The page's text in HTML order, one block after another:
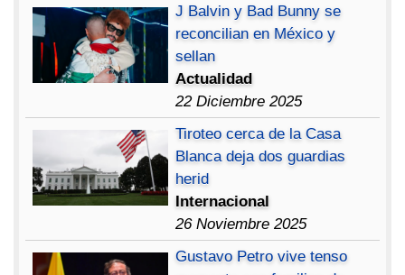
J Balvin y Bad Bunny se
reconcilian en México y
sellan
Actualidad
22 Diciembre 2025
Tiroteo cerca de la Casa
Blanca deja dos guardias
herid
Internacional
26 Noviembre 2025
Gustavo Petro vive tenso